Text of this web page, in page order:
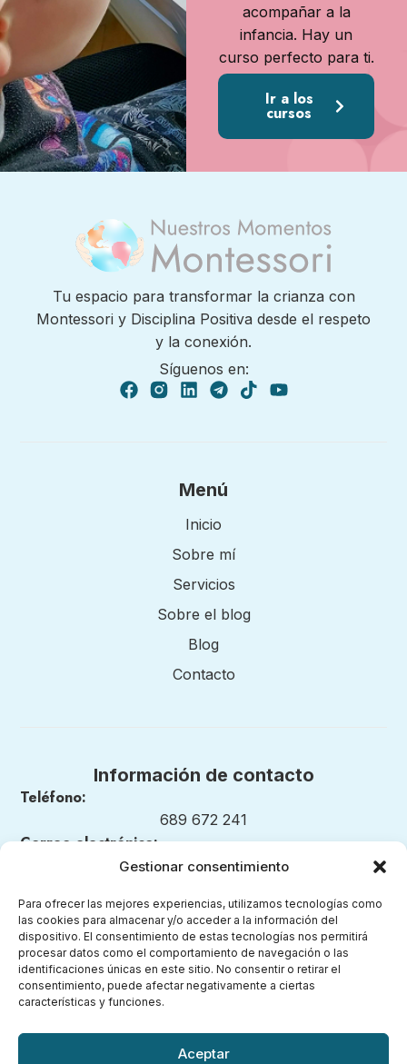
Gestionar consentimiento
Para ofrecer las mejores experiencias, utilizamos tecnologías como
las cookies para almacenar y/o acceder a la información del
dispositivo. El consentimiento de estas tecnologías nos permitirá
procesar datos como el comportamiento de navegación o las
identificaciones únicas en este sitio. No consentir o retirar el
consentimiento, puede afectar negativamente a ciertas
características y funciones.
Aceptar
acompañar a la
infancia. Hay un
curso perfecto para ti.
Ir a los
cursos
Tu espacio para transformar la crianza con
Montessori y Disciplina Positiva desde el respeto
y la conexión.
Síguenos en:
Menú
Inicio
Sobre mí
Servicios
Sobre el blog
Blog
Contacto
Información de contacto
Teléfono:
689 672 241
Correo electrónico:
nuestrosmomentosmontessori@gmail.com
Legal
Aviso legal
Política de cookies (UE)